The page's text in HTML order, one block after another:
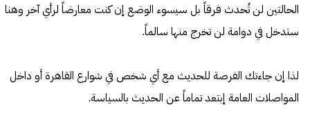
الحالتين لن تُحدث فرقاً بل سيسوء الوضع إن كنت معارضاً لرأي آخر وهنا
ستدخل في دوامة لن تخرج منها سالماً.
لذا إن جاءتك الفرصة للحديث مع أي شخص في شوارع القاهرة أو داخل
المواصلات العامة إبتعد تماماً عن الحديث بالسياسة.